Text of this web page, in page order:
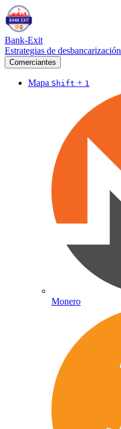
Bank-Exit
Estrategias de desbancarización
Comerciantes
Mapa Shift + 1
Monero